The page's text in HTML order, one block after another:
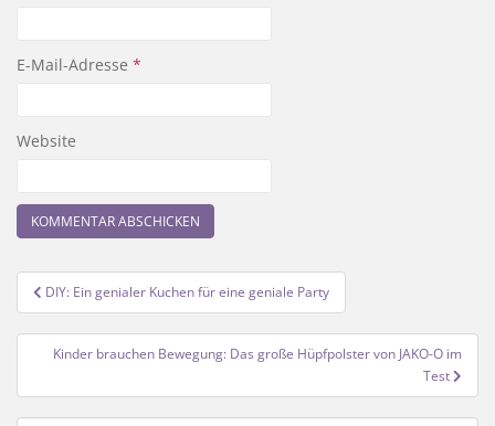
E-Mail-Adresse *
Website
Beitragsnavigation
DIY: Ein genialer Kuchen für eine geniale Party
Kinder brauchen Bewegung: Das große Hüpfpolster von JAKO-O im
Test